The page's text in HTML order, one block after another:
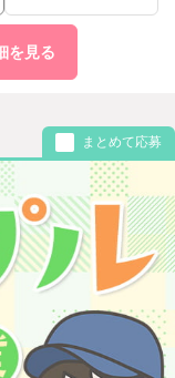
を見る
まとめて応募